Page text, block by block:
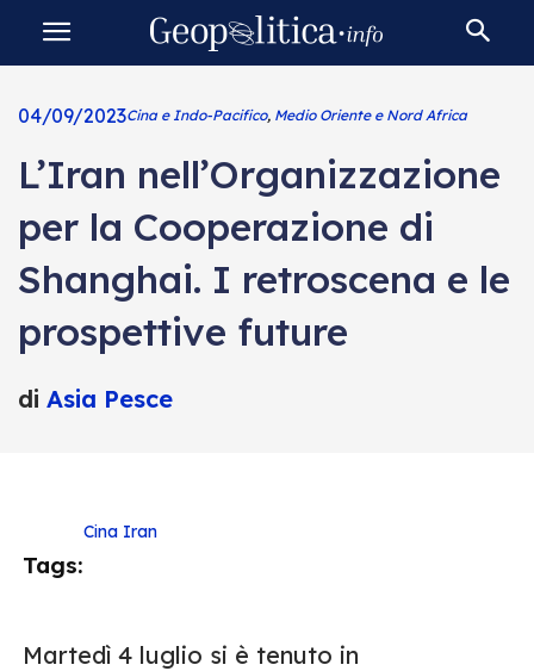
04/09/2023Cina e Indo-Pacifico, Medio Oriente e Nord Africa
L’Iran nell’Organizzazione
per la Cooperazione di
Shanghai. I retroscena e le
prospettive future
di Asia Pesce
Tags:
Cina Iran
Martedì 4 luglio si è tenuto in